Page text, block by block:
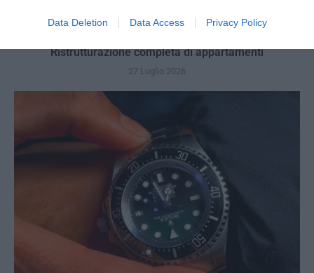
Data Deletion Data Access Privacy Policy
Ristrutturazione completa di appartamenti
27 Luglio 2026